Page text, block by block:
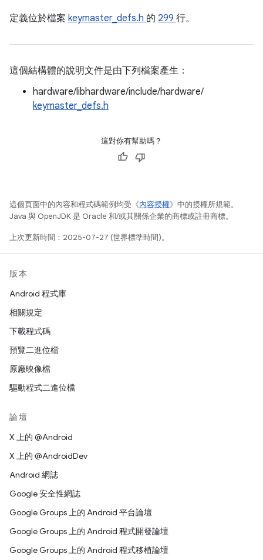
定義位於檔案 keymaster_defs.h 的 299 行。
這個結構體的說明文件是由下列檔案產生：
hardware/libhardware/include/hardware/
keymaster_defs.h
這對你有幫助嗎？
這個頁面中的內容和程式碼範例均受《內容授權》中的授權所規範。
Java 與 OpenJDK 是 Oracle 和/或其關係企業的商標或註冊商標。
上次更新時間：2025-07-27 (世界標準時間)。
版本
Android 程式庫
相關規定
下載程式碼
預覽二進位檔
原廠映像檔
驅動程式二進位檔
論壇
X 上的 @Android
X 上的 @AndroidDev
Android 網誌
Google 安全性網誌
Google Groups 上的 Android 平台論壇
Google Groups 上的 Android 程式開發論壇
Google Groups 上的 Android 程式移植論壇